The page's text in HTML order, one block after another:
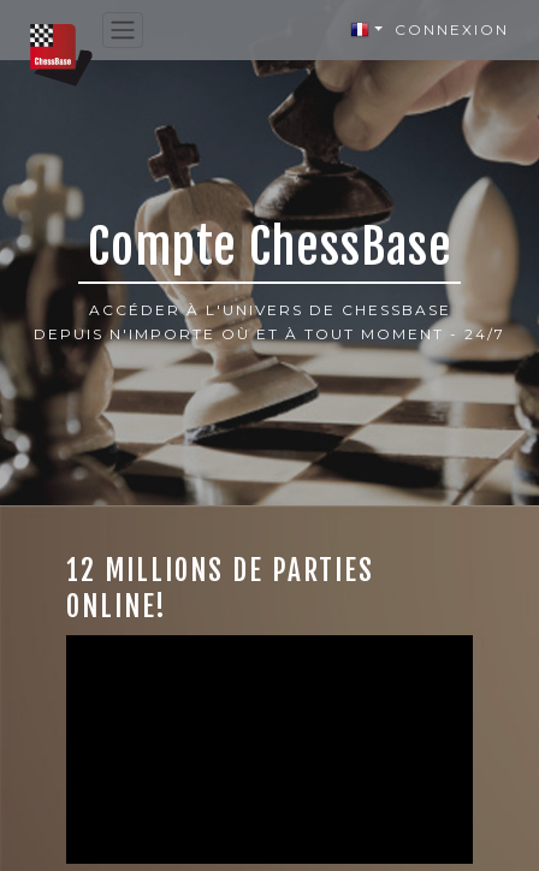
CONNEXION
Compte ChessBase
ACCÉDER À L'UNIVERS DE CHESSBASE
DEPUIS N'IMPORTE OÙ ET À TOUT MOMENT - 24/7
12 MILLIONS DE PARTIES
ONLINE!